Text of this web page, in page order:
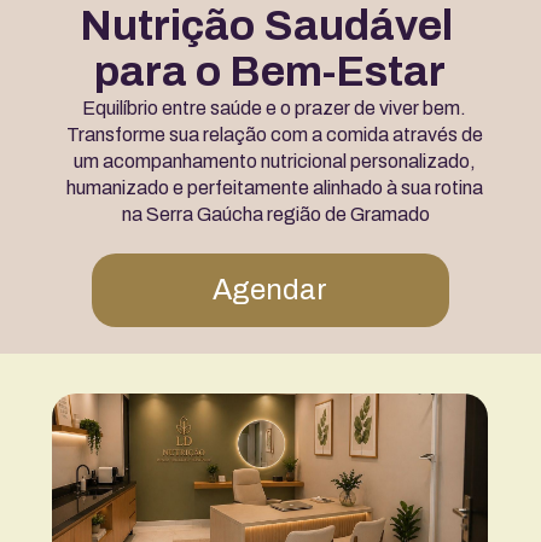
Nutrição Saudável
para o Bem-Estar
Equilíbrio entre saúde e o prazer de viver bem.
Transforme sua relação com a comida através de
um acompanhamento nutricional personalizado,
humanizado e perfeitamente alinhado à sua rotina
na Serra Gaúcha região de Gramado
Agendar